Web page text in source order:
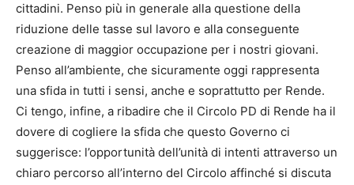
cittadini. Penso più in generale alla questione della
riduzione delle tasse sul lavoro e alla conseguente
creazione di maggior occupazione per i nostri giovani.
Penso all’ambiente, che sicuramente oggi rappresenta
una sfida in tutti i sensi, anche e soprattutto per Rende.
Ci tengo, infine, a ribadire che il Circolo PD di Rende ha il
dovere di cogliere la sfida che questo Governo ci
suggerisce: l’opportunità dell’unità di intenti attraverso un
chiaro percorso all’interno del Circolo affinché si discuta